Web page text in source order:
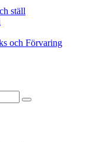
ställ
och Förvaring